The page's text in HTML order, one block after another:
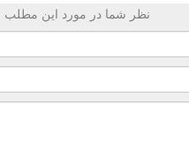
نظر شما در مورد این مطلب